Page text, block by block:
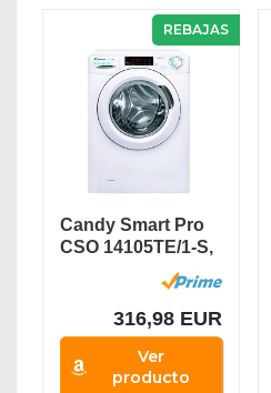
REBAJAS
Candy Smart Pro
CSO 14105TE/1-S,
Lavadora 10 kg,...
316,98 EUR
Ver
producto